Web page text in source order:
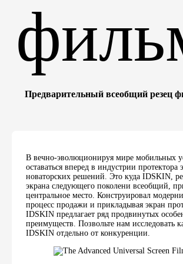
Предварительный всеобщий резец
В вечно-эволюционируя мире мобильных
оставаться вперед в индустрии протектора
новаторских решений. Это куда IDSKIN,
экрана следующего поколени всеобщий,
центральное место. Конструировал
процесс продажи и прикладывая экран
IDSKIN предлагает ряд продвинутых
преимуществ. Позвольте нам исследовать
IDSKIN отдельно от конкуренции.